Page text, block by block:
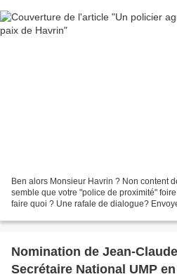
Ben alors Monsieur Havrin ? Non content
semble que votre "police de proximité"
faire quoi ? Une rafale de dialogue?
Nomination de Jean-
Secrétaire National UMP